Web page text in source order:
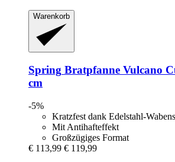
Warenkorb
Spring Bratpfanne Vulcano
cm
-5%
Kratzfest dank Edelstahl-
Mit Antihafteffekt
Großzügiges Format
€ 113,99 € 119,99